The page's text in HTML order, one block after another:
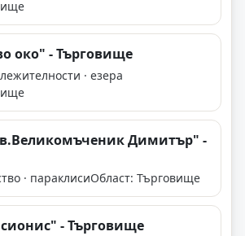
око" - Търговище
· езера
Димитър" -
· параклисиОбласт: Търговище
- Търговище